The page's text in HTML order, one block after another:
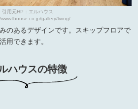
引用元HP：エルハウス
gallery/living/
のあるデザインです。スキップフロアで
用できます。
ハウスの特徴